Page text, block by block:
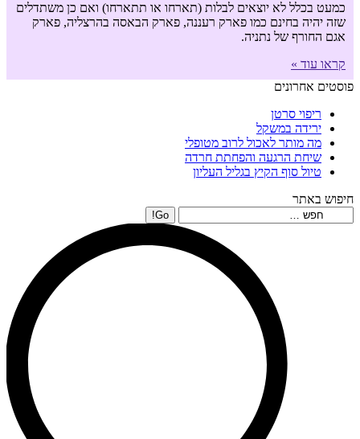
כמעט בכלל לא יוצאים לבלות (תארחו או תתארחו) ואם כן משתדלים
שזה יהיה בחינם כמו פארק רעננה, פארק הבאסה בהרצליה, פארק
אגם החורף של נתניה.
קראו עוד »
פוסטים אחרונים
ריפוי סרטן
ירידה במשקל
מה מותר לאכול לרוב מטופלי
שיחת הרגעה והפחתת חרדה
טיול סוף הקיץ בגליל העליון
חיפוש באתר
Search: